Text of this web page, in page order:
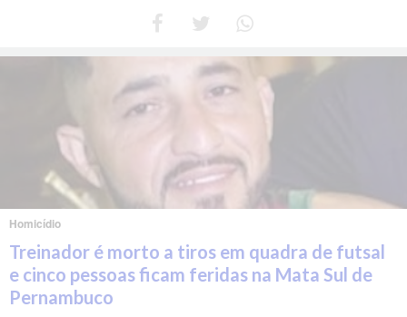
Homicídio
Treinador é morto a tiros em quadra de futsal
e cinco pessoas ficam feridas na Mata Sul de
Pernambuco